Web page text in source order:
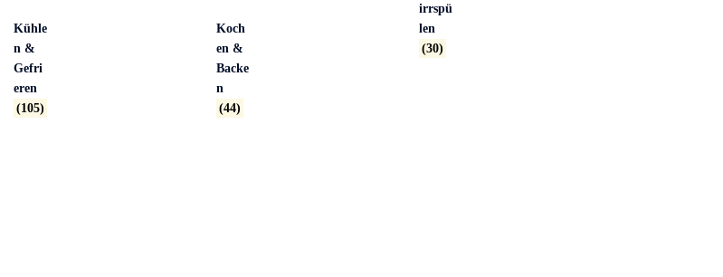
Kühle
n &
Gefri
eren
(105)
Koch
en &
Backe
n
(44)
irrspü
len
(30)